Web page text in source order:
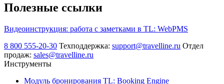
Полезные ссылки
Видеоинструкция: работа с заметками в TL: WebPMS
8 800 555-20-30 Техподдержка: support@travelline.ru Отдел
продаж: sales@travelline.ru
Инструменты
Модуль бронирования TL: Booking Engine